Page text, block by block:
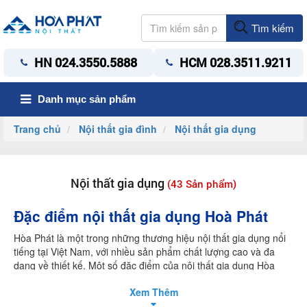
Tìm kiếm
HN 024.3550.5888 HCM 028.3511.9211
Danh mục sản phẩm
Trang chủ Nội thất gia đình Nội thất gia dụng
Nội thất gia dụng (43 Sản phẩm)
Đặc điểm nội thất gia dụng Hoà Phát
Hòa Phát là một trong những thương hiệu nội thất gia dụng nổi
tiếng tại Việt Nam, với nhiều sản phẩm chất lượng cao và đa
dạng về thiết kế. Một số đặc điểm của nội thất gia dụng Hòa
Chất lượng cao: Sản phẩm nội thất gia dụng Hòa Phát được
Xem Thêm